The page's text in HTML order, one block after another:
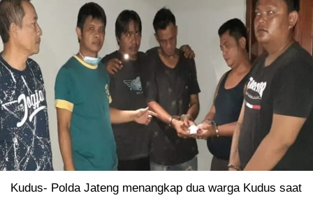
Kudus- Polda Jateng menangkap dua warga Kudus saat